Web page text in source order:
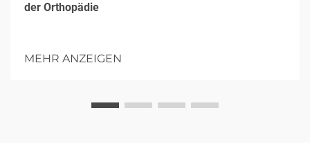
der Orthopädie
MEHR ANZEIGEN